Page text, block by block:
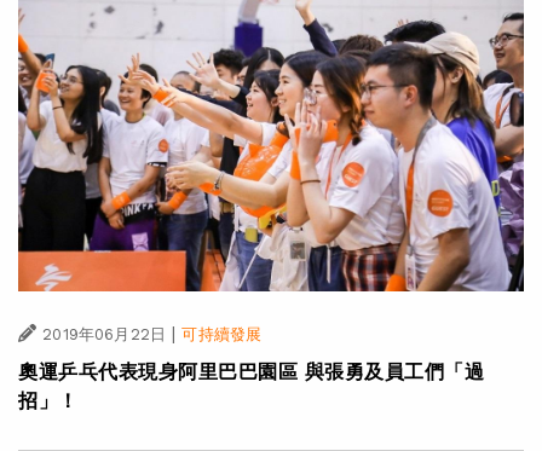
2019年06月22日 | 可持續發展
奧運乒乓代表現身阿里巴巴園區 與張勇及員工們「過
招」！